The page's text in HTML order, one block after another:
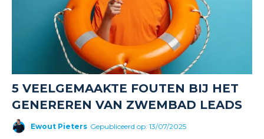
5 VEELGEMAAKTE FOUTEN BIJ HET
GENEREREN VAN ZWEMBAD LEADS
Ewout Pieters Gepubliceerd op: 13/07/2025